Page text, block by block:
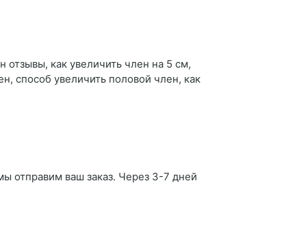
отзывы, как увеличить член на 5 см,
способ увеличить половой член, как
отправим ваш заказ. Через 3-7 дней